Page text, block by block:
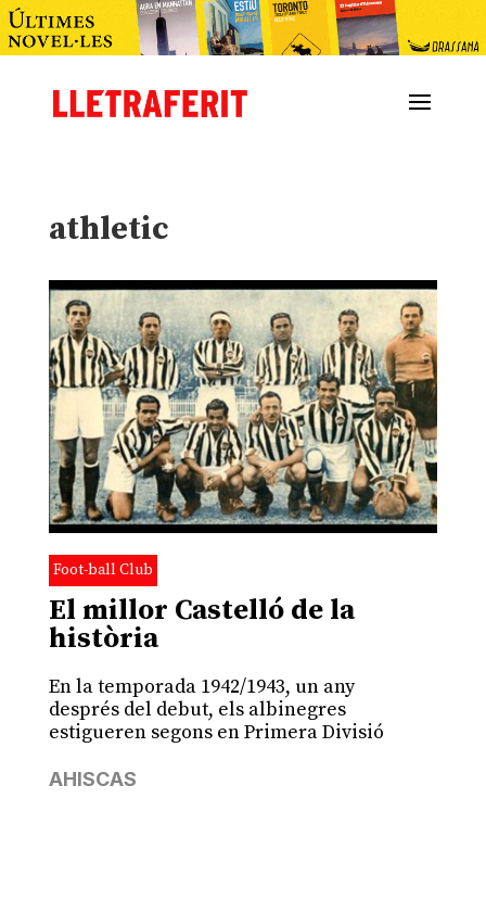
athletic
Foot-ball Club
El millor Castelló de la
història
En la temporada 1942/1943, un any
després del debut, els albinegres
estigueren segons en Primera Divisió
AHISCAS